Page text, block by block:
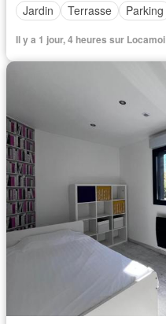
Jardin
Terrasse Parking
Il y a 1 jour, 4 heures sur Locamoi